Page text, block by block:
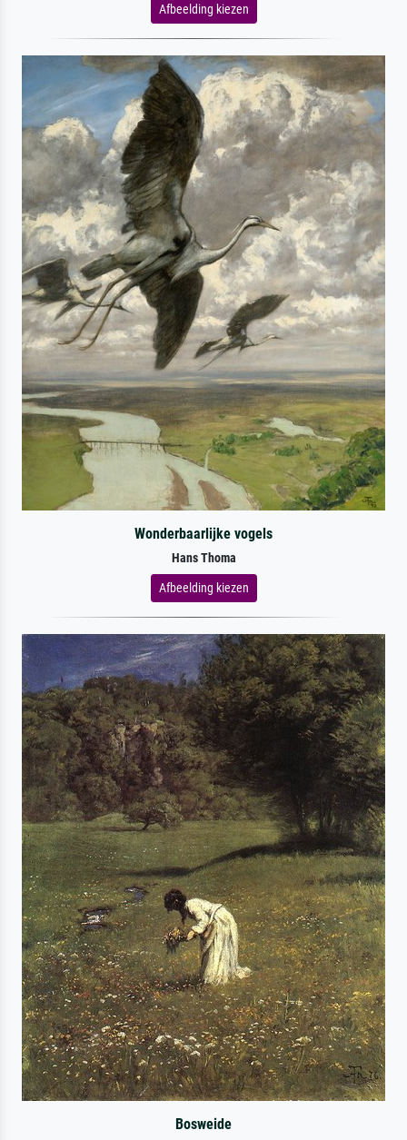
Afbeelding kiezen
Wonderbaarlijke vogels
Hans Thoma
Afbeelding kiezen
Bosweide